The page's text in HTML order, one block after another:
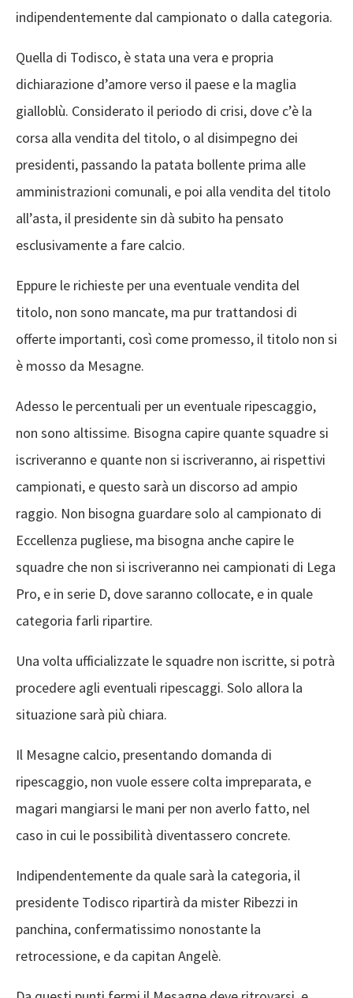
indipendentemente dal campionato o dalla categoria.
Quella di Todisco, è stata una vera e propria
dichiarazione d’amore verso il paese e la maglia
gialloblù. Considerato il periodo di crisi, dove c’è la
corsa alla vendita del titolo, o al disimpegno dei
presidenti, passando la patata bollente prima alle
amministrazioni comunali, e poi alla vendita del titolo
all’asta, il presidente sin dà subito ha pensato
esclusivamente a fare calcio.
Eppure le richieste per una eventuale vendita del
titolo, non sono mancate, ma pur trattandosi di
offerte importanti, così come promesso, il titolo non si
è mosso da Mesagne.
Adesso le percentuali per un eventuale ripescaggio,
non sono altissime. Bisogna capire quante squadre si
iscriveranno e quante non si iscriveranno, ai rispettivi
campionati, e questo sarà un discorso ad ampio
raggio. Non bisogna guardare solo al campionato di
Eccellenza pugliese, ma bisogna anche capire le
squadre che non si iscriveranno nei campionati di Lega
Pro, e in serie D, dove saranno collocate, e in quale
categoria farli ripartire.
Una volta ufficializzate le squadre non iscritte, si potrà
procedere agli eventuali ripescaggi. Solo allora la
situazione sarà più chiara.
Il Mesagne calcio, presentando domanda di
ripescaggio, non vuole essere colta impreparata, e
magari mangiarsi le mani per non averlo fatto, nel
caso in cui le possibilità diventassero concrete.
Indipendentemente da quale sarà la categoria, il
presidente Todisco ripartirà da mister Ribezzi in
panchina, confermatissimo nonostante la
retrocessione, e da capitan Angelè.